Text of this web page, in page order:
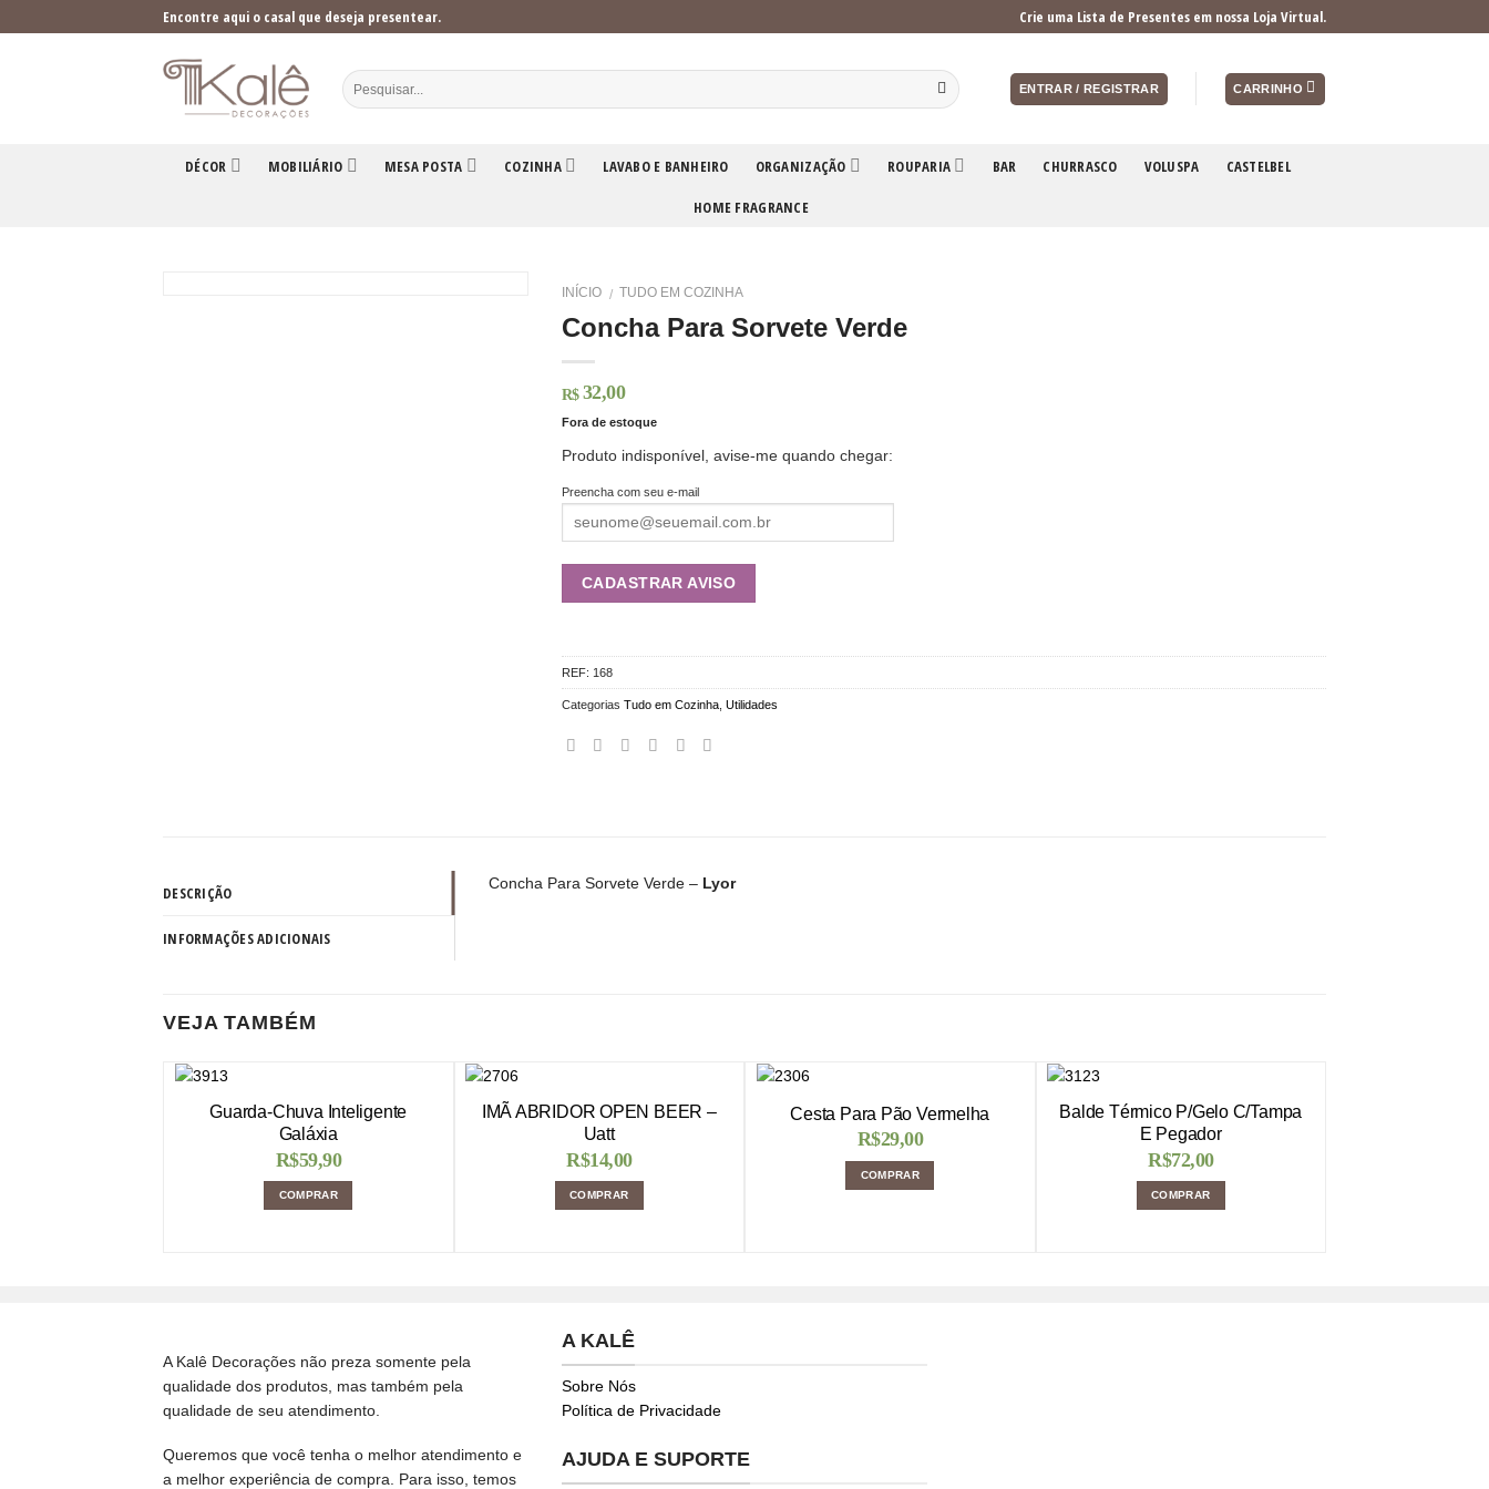
to
Encontre aqui o casal que deseja presentear. Crie uma Lista de Presentes em nossa Loja Virtual.
ENTRAR / REGISTRAR CARRINHO
DÉCOR MOBILIÁRIO MESA POSTA COZINHA LAVABO E BANHEIRO ORGANIZAÇÃO ROUPARIA BAR CHURRASCO VOLUSPA CASTELBEL
HOME FRAGRANCE
INÍCIO / TUDO EM COZINHA
Concha Para Sorvete Verde
R$ 32,00
Fora de estoque
Produto indisponível, avise-me quando chegar:
Preencha com seu e-mail
REF: 168
Categorias Tudo em Cozinha, Utilidades
DESCRIÇÃO
INFORMAÇÕES ADICIONAIS
Concha Para Sorvete Verde – Lyor
VEJA TAMBÉM
Guarda-Chuva Inteligente
Galáxia
R$59,90
COMPRAR
IMÃ ABRIDOR OPEN BEER –
Uatt
R$14,00
COMPRAR
Cesta Para Pão Vermelha
R$29,00
COMPRAR
Balde Térmico P/Gelo C/Tampa
E Pegador
R$72,00
COMPRAR
A Kalê Decorações não preza somente pela
qualidade dos produtos, mas também pela
qualidade de seu atendimento.
Queremos que você tenha o melhor atendimento e
a melhor experiência de compra. Para isso, temos
A KALÊ
Sobre Nós
Política de Privacidade
AJUDA E SUPORTE